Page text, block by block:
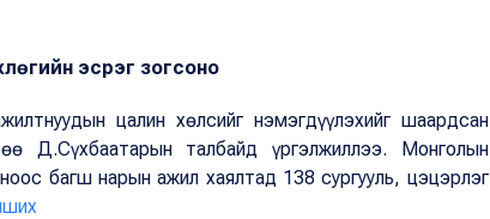
эсрэг зогсоно
цалин хөлсийг нэмэгдүүлэхийг шаардсан
Д.Сүхбаатарын талбайд үргэлжиллээ. Монголын
багш нарын ажил хаялтад 138 сургууль, цэцэрлэг